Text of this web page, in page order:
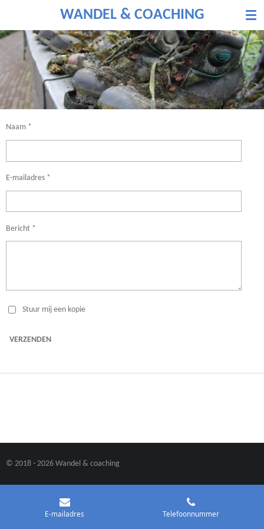
naar
hoofdinhoud
WANDEL & COACHING
Naam *
E-mailadres *
Bericht *
Stuur mij een kopie
VERZENDEN
© 2018 - 2026 Wandel & coaching
E-mailadres Telefoonnummer